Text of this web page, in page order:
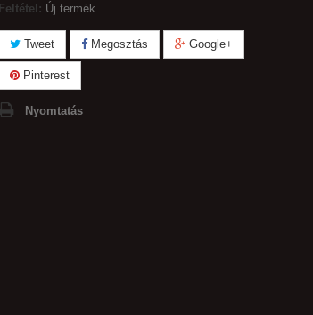
Feltétel: Új termék
Tweet Megosztás Google+
Pinterest
Nyomtatás